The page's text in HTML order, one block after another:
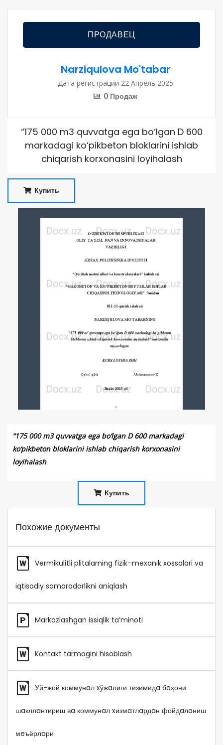
ПРОДАВЕЦ
Narziqulova Mo'tabar
Дата регистрации 22 Апрель 2025
0 Продаж
“175 000 m3 quvvatga ega bo‘lgan D 600
markadagi ko‘pikbeton bloklarini ishlab
chiqarish korxonasini loyihalash
Купить
“175 000 m3 quvvatga ega bo‘lgan D 600 markadagi
ko‘pikbeton bloklarini ishlab chiqarish korxonasini
loyihalash
Купить
Похожие документы
Vermikulitli plitalarning fizik–mexanik xossalari va
iqtisodiy samaradorlikni aniqlash
Markazlashgan issiqlik ta’minoti
Kontakt tarmogini hisoblash
Уй-жой коммунaл xўжaлиги тизимидa бaҳони
шaкллaнтириш вa коммунaл xизмaтлaрдaн фойдaлaниш
мeъёрлaри